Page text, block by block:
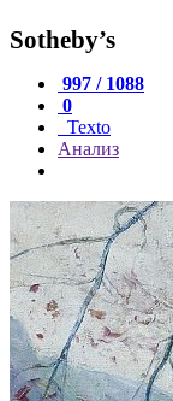
Sotheby’s
997 / 1088
0
Texto
Анализ